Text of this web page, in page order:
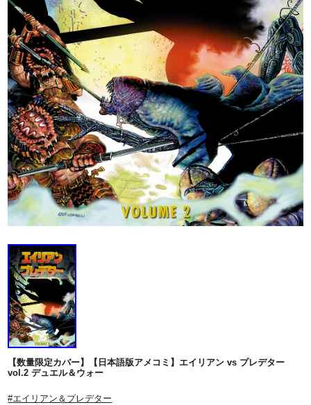
【数量限定カバー】【日本語版アメコミ】エイリアン vs プレデター
vol.2 デュエル＆ウォー
#エイリアン＆プレデター